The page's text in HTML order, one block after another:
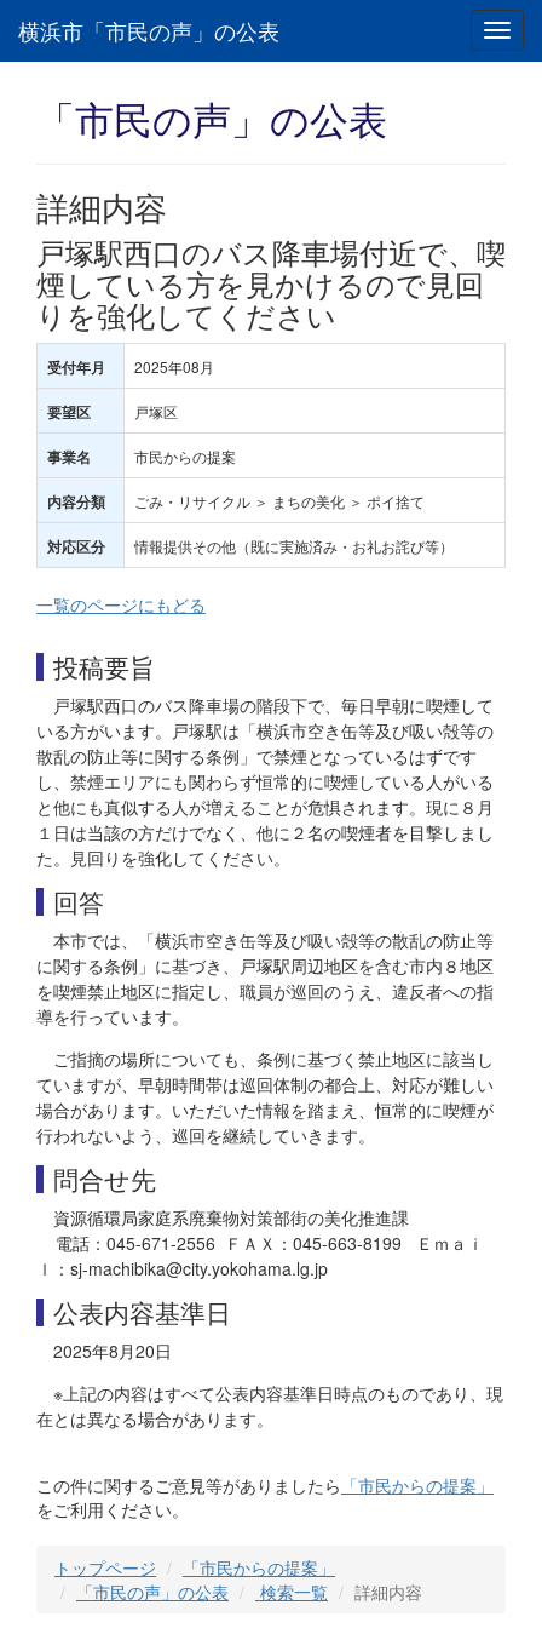
横浜市「市民の声」の公表
「市民の声」の公表
詳細内容
戸塚駅西口のバス降車場付近で、喫
煙している方を見かけるので見回
りを強化してください
受付年月 2025年08月
要望区 戸塚区
事業名 市民からの提案
内容分類 ごみ・リサイクル ＞ まちの美化 ＞ ポイ捨て
対応区分 情報提供その他（既に実施済み・お礼お詫び等）
一覧のページにもどる
投稿要旨
戸塚駅西口のバス降車場の階段下で、毎日早朝に喫煙して
いる方がいます。戸塚駅は「横浜市空き缶等及び吸い殻等の
散乱の防止等に関する条例」で禁煙となっているはずです
し、禁煙エリアにも関わらず恒常的に喫煙している人がいる
と他にも真似する人が増えることが危惧されます。現に８月
１日は当該の方だけでなく、他に２名の喫煙者を目撃しまし
た。見回りを強化してください。
回答
本市では、「横浜市空き缶等及び吸い殻等の散乱の防止等
に関する条例」に基づき、戸塚駅周辺地区を含む市内８地区
を喫煙禁止地区に指定し、職員が巡回のうえ、違反者への指
導を行っています。
ご指摘の場所についても、条例に基づく禁止地区に該当し
ていますが、早朝時間帯は巡回体制の都合上、対応が難しい
場合があります。いただいた情報を踏まえ、恒常的に喫煙が
行われないよう、巡回を継続していきます。
問合せ先
資源循環局家庭系廃棄物対策部街の美化推進課
電話：045-671-2556 ＦＡＸ：045-663-8199 Ｅｍａｉ
ｌ：sj-machibika@city.yokohama.lg.jp
公表内容基準日
2025年8月20日
※上記の内容はすべて公表内容基準日時点のものであり、現
在とは異なる場合があります。
この件に関するご意見等がありましたら 「市民からの提案」
をご利用ください。
トップページ
「市民からの提案」
「市民の声」の公表
検索一覧 詳細内容